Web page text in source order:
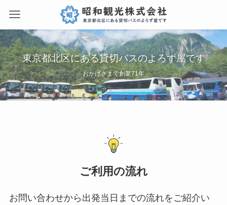
東京都北区にある貸切バスのよろず屋です
おかげさまで創業71年
ご利用の流れ
お問い合わせから出発当日までの流れをご紹介い